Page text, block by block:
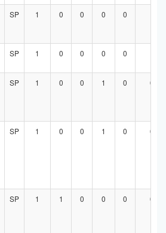
SP 1 0 0 0 0
SP 1 0 0 0 0
SP 1 0 0 1 0 0
SP 1 0 0 1 0 0
SP 1 1 0 0 0 0